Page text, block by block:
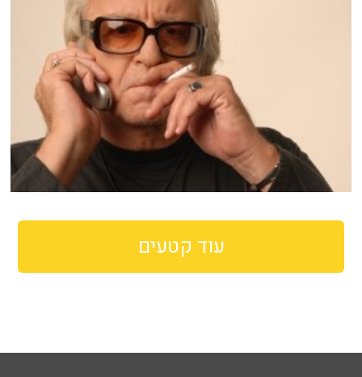
עוד קטעים